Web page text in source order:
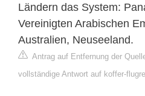
Ländern das System:
Vereinigten Arabischen
Australien, Neuseeland.
Antrag auf Entfernung der
vollständige Antwort auf koffer-